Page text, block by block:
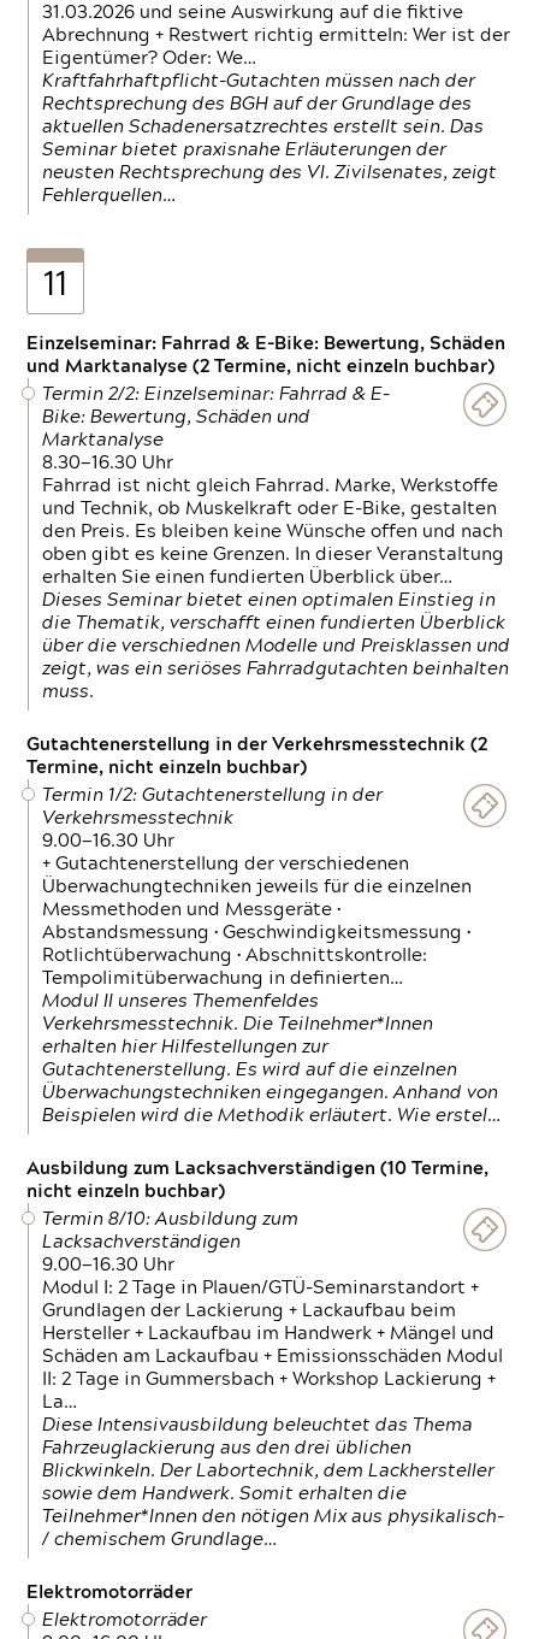
31.03.2026 und seine Auswirkung auf die fiktive
Abrechnung + Restwert richtig ermitteln: Wer ist der
Eigentümer? Oder: We…
Kraftfahrhaftpflicht-Gutachten müssen nach der
Rechtsprechung des BGH auf der Grundlage des
aktuellen Schadenersatzrechtes erstellt sein. Das
Seminar bietet praxisnahe Erläuterungen der
neusten Rechtsprechung des VI. Zivilsenates, zeigt
Fehlerquellen…
11
Einzelseminar: Fahrrad & E-Bike: Bewertung, Schäden
und Marktanalyse (2 Termine, nicht einzeln buchbar)
Termin 2/2: Einzelseminar: Fahrrad & E-
Bike: Bewertung, Schäden und
Marktanalyse
8.30—16.30 Uhr
Fahrrad ist nicht gleich Fahrrad. Marke, Werkstoffe
und Technik, ob Muskelkraft oder E-Bike, gestalten
den Preis. Es bleiben keine Wünsche offen und nach
oben gibt es keine Grenzen. In dieser Veranstaltung
erhalten Sie einen fundierten Überblick über…
Dieses Seminar bietet einen optimalen Einstieg in
die Thematik, verschafft einen fundierten Überblick
über die verschiednen Modelle und Preisklassen und
zeigt, was ein seriöses Fahrradgutachten beinhalten
muss.
Gutachtenerstellung in der Verkehrsmesstechnik (2
Termine, nicht einzeln buchbar)
Termin 1/2: Gutachtenerstellung in der
Verkehrsmesstechnik
9.00—16.30 Uhr
+ Gutachtenerstellung der verschiedenen
Überwachungtechniken jeweils für die einzelnen
Messmethoden und Messgeräte •
Abstandsmessung • Geschwindigkeitsmessung •
Rotlichtüberwachung • Abschnittskontrolle:
Tempolimitüberwachung in definierten…
Modul II unseres Themenfeldes
Verkehrsmesstechnik. Die Teilnehmer*Innen
erhalten hier Hilfestellungen zur
Gutachtenerstellung. Es wird auf die einzelnen
Überwachungstechniken eingegangen. Anhand von
Beispielen wird die Methodik erläutert. Wie erstel…
Ausbildung zum Lacksachverständigen (10 Termine,
nicht einzeln buchbar)
Termin 8/10: Ausbildung zum
Lacksachverständigen
9.00—16.30 Uhr
Modul I: 2 Tage in Plauen/GTÜ-Seminarstandort +
Grundlagen der Lackierung + Lackaufbau beim
Hersteller + Lackaufbau im Handwerk + Mängel und
Schäden am Lackaufbau + Emissionsschäden Modul
II: 2 Tage in Gummersbach + Workshop Lackierung +
La…
Diese Intensivausbildung beleuchtet das Thema
Fahrzeuglackierung aus den drei üblichen
Blickwinkeln. Der Labortechnik, dem Lackhersteller
sowie dem Handwerk. Somit erhalten die
Teilnehmer*Innen den nötigen Mix aus physikalisch-
/ chemischem Grundlage…
Elektromotorräder
Elektromotorräder